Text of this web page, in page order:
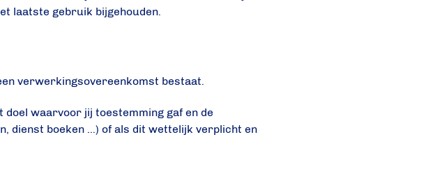
laatste gebruik bijgehouden.
verwerkingsovereenkomst bestaat.
waarvoor jij toestemming gaf en de
dienst boeken …) of als dit wettelijk verplicht en